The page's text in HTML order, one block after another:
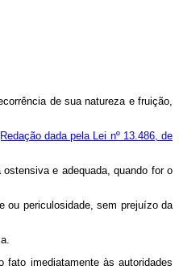
de sua natureza e fruição,
dada pela Lei nº 13.486, de
e adequada, quando for o
periculosidade, sem prejuízo da
imediatamente às autoridades